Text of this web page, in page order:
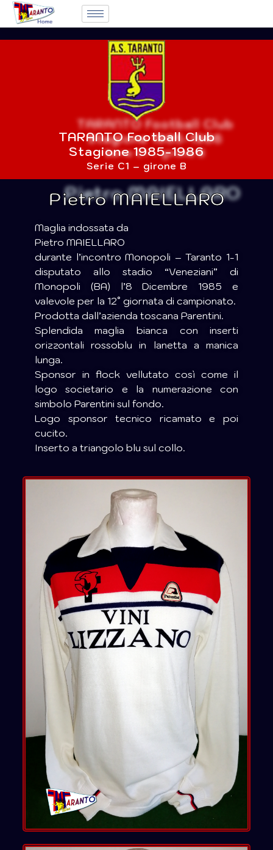
TARANTO Football Club
Stagione 1985-1986
Serie C1 – girone B
Pietro MAIELLARO
Maglia indossata da
Pietro MAIELLARO
durante l’incontro Monopoli – Taranto 1-1
disputato allo stadio “Veneziani” di
Monopoli (BA) l’8 Dicembre 1985 e
valevole per la 12° giornata di campionato.
Prodotta dall’azienda toscana Parentini.
Splendida maglia bianca con inserti
orizzontali rossoblu in lanetta a manica
lunga.
Sponsor in flock vellutato così come il
logo societario e la numerazione con
simbolo Parentini sul fondo.
Logo sponsor tecnico ricamato e poi
cucito.
Inserto a triangolo blu sul collo.